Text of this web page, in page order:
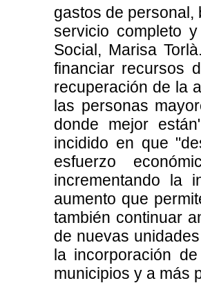
gastos de
servicio completo
Social, Marisa
financiar recursos
recuperación de la
las personas
donde mejor
incidido en que
esfuerzo
incrementando la
aumento que
también continuar
de nuevas
la incorporación
municipios y a más